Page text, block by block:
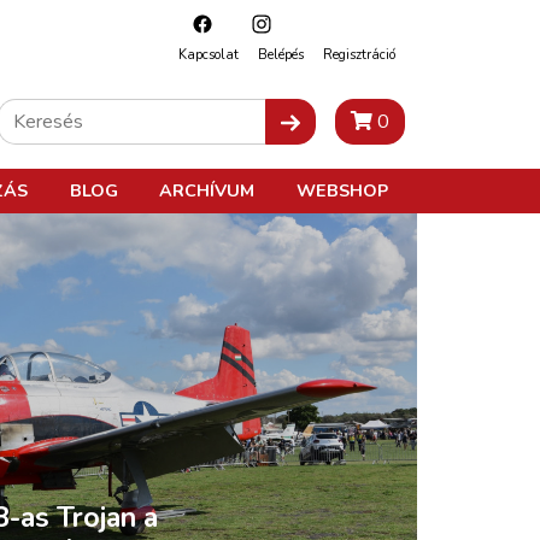
Kapcsolat Belépés Regisztráció
0
BLOG ARCHÍVUM WEBSHOP
as Trojan a